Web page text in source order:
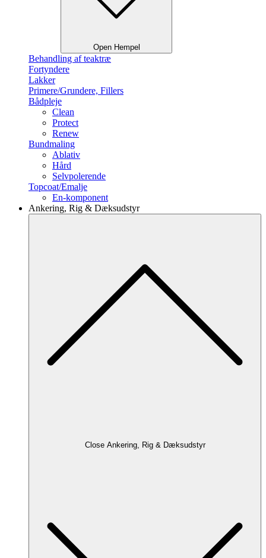
Open Hempel
Behandling af teaktræ
Fortyndere
Lakker
Primere/Grundere, Fillers
Bådpleje
Clean
Protect
Renew
Bundmaling
Ablativ
Hård
Selvpolerende
Topcoat/Emalje
En-komponent
Ankering, Rig & Dæksudstyr
Close Ankering, Rig & Dæksudstyr